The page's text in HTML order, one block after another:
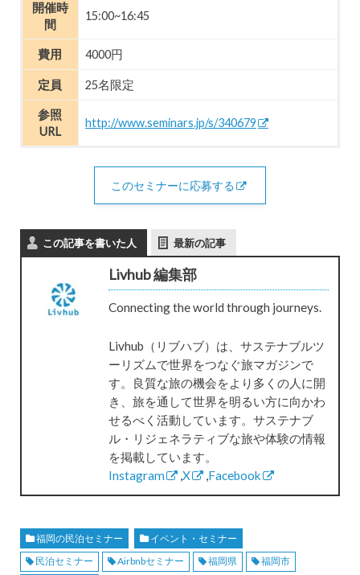
開催時
間
15:00~16:45
費用 4000円
定員 25名限定
参照
URL
http://www.seminars.jp/s/340679
このセミナーに応募する
この記事を書いた人 最新の記事
Livhub 編集部
Connecting the world through journeys.
Livhub（リブハブ）は、サステナブルツ
ーリズムで世界をつなぐ旅マガジンで
す。良質な旅の機会をより多くの人に開
き、旅を通して世界を明るい方に向かわ
せるべく活動しています。サステナブ
ル・リジェネラティブな旅や体験の情報
を掲載しています。
Instagram
X Facebook
福岡の民泊セミナー
イベント・セミナー
民泊セミナー
Airbnbセミナー 福岡県
福岡市